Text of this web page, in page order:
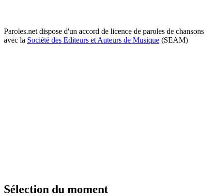
Paroles.net dispose d'un accord de licence de paroles de chansons
avec la Société des Editeurs et Auteurs de Musique (SEAM)
Sélection du moment